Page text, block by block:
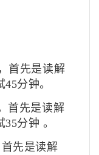
首先是读解
分钟。
首先是读解
分钟 。
先是读解